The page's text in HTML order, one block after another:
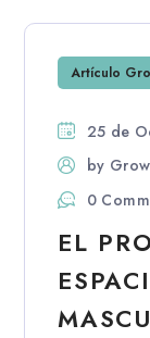
Artículo
25 de
by
0
EL